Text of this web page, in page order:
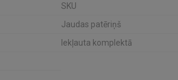
SKU
Jaudas patēriņš
Iekļauta komplektā